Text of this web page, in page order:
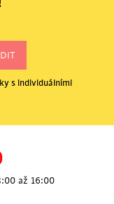
s individuálními
až 16:00